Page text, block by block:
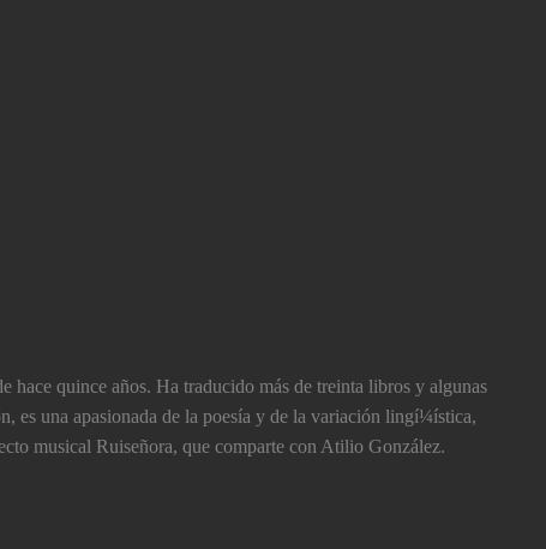
hace quince años. Ha traducido más de treinta libros y algunas
es una apasionada de la poesí­a y de la variación lingí¼í­stica,
musical Ruiseñora, que comparte con Atilio González.